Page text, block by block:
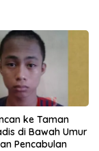
ke Taman
di Bawah Umur
Pencabulan